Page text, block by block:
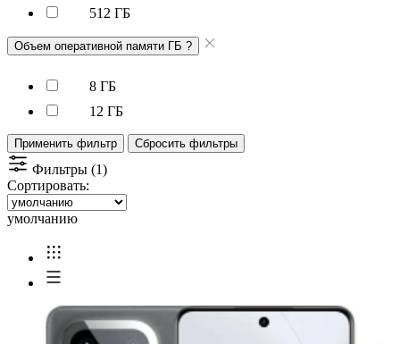
512 ГБ
Объем оперативной памяти ГБ ?
8 ГБ
12 ГБ
Применить фильтр Сбросить фильтры
Фильтры (1)
Сортировать:
умолчанию